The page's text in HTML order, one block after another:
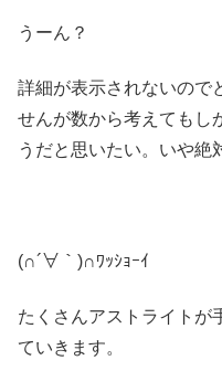
うーん？
詳細が表示されないので
せんが数から考えてもし
うだと思いたい。いや絶
(∩´∀｀)∩ﾜｯｼｮｰｲ
たくさんアストライトが
ていきます。